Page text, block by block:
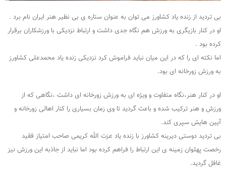
بی تردید از زنده یاد کشاورز می توان به عنوان ستاره ی بی نظیر هنر ایران نام برد .
او در کنار بازیگری به ورزش هم نگاه جدی داشت و ارتباط نزدیکی با ورزشکاران برقرار
کرده بود .
اما نکته ای را که در این میان نباید فراموش کرد نزدیکی زنده یاد محمدعلی کشاورز
به ورزش زورخانه ای بود.
او در کنار هنر،نگاه متفاوت و ویژه ای به ورزش زورخانه ای داشت ،نگاهی که از
ورزش و‌ هنر ترکیب شده و باعث گردید تا وی زمان بسیاری را کنار اهالی زورخانه و
آیین هایش سپری کند.
بی تردید دوستی دیرینه کشاورز با زنده یاد عزت الله کریمی صاحب امتیاز فقید
رخصت پهلوان زمینه ی این ارتباط را فراهم کرده بود اما نباید از جاذبه این ورزش نیز
غافل گردید.